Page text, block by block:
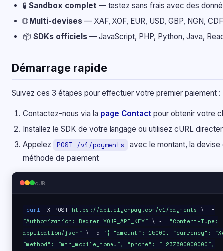
🧪 Sandbox complet — testez sans frais avec des
🌐Multi-devises — XAF, XOF, EUR, USD, GBP, NGN,
📦 SDKs officiels — JavaScript, PHP, Python, Java,
Démarrage rapide
Suivez ces 3 étapes pour effectuer votre premier paiement :
Contactez-nous via la page Contact pour obtenir votre
Installez le SDK de votre langage ou utilisez cURL
Appelez
POST /v1/payments
avec le montant, la devise
méthode de paiement
cURL
curl -X POST https://api.elyonpay.com/v1/payments
\ -H
"Authorization: Bearer YOUR_API_KEY" \ -H
"Content-Type:
application/json" \ -d
'{ "amount": 15000, "currency":
"method": "mtn_mobile_money", "phone": "+237600000000",